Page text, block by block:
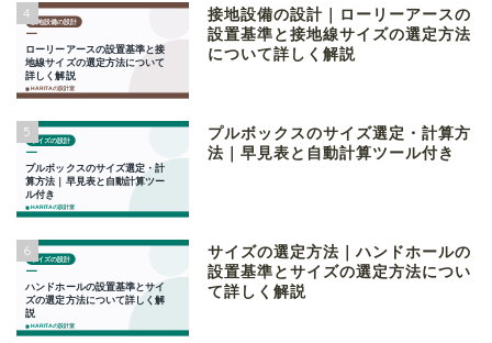
4
接地設備の設計｜ローリーアースの
設置基準と接地線サイズの選定方法
について詳しく解説
5
プルボックスのサイズ選定・計算方
法｜早見表と自動計算ツール付き
6
サイズの選定方法｜ハンドホールの
設置基準とサイズの選定方法につい
て詳しく解説